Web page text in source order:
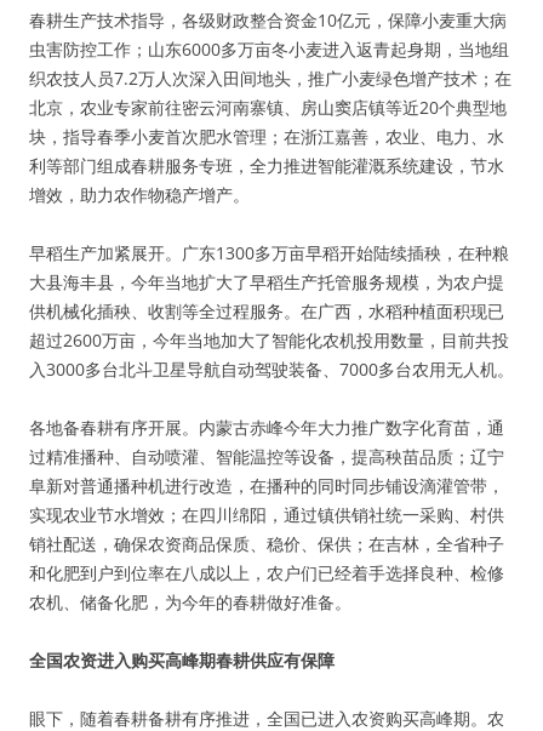
春耕生产技术指导，各级财政整合资金10亿元，保障小麦重大病
虫害防控工作；山东6000多万亩冬小麦进入返青起身期，当地组
织农技人员7.2万人次深入田间地头，推广小麦绿色增产技术；在
北京，农业专家前往密云河南寨镇、房山窦店镇等近20个典型地
块，指导春季小麦首次肥水管理；在浙江嘉善，农业、电力、水
利等部门组成春耕服务专班，全力推进智能灌溉系统建设，节水
增效，助力农作物稳产增产。
早稻生产加紧展开。广东1300多万亩早稻开始陆续插秧，在种粮
大县海丰县，今年当地扩大了早稻生产托管服务规模，为农户提
供机械化插秧、收割等全过程服务。在广西，水稻种植面积现已
超过2600万亩，今年当地加大了智能化农机投用数量，目前共投
入3000多台北斗卫星导航自动驾驶装备、7000多台农用无人机。
各地备春耕有序开展。内蒙古赤峰今年大力推广数字化育苗，通
过精准播种、自动喷灌、智能温控等设备，提高秧苗品质；辽宁
阜新对普通播种机进行改造，在播种的同时同步铺设滴灌管带，
实现农业节水增效；在四川绵阳，通过镇供销社统一采购、村供
销社配送，确保农资商品保质、稳价、保供；在吉林，全省种子
和化肥到户到位率在八成以上，农户们已经着手选择良种、检修
农机、储备化肥，为今年的春耕做好准备。
全国农资进入购买高峰期春耕供应有保障
眼下，随着春耕备耕有序推进，全国已进入农资购买高峰期。农